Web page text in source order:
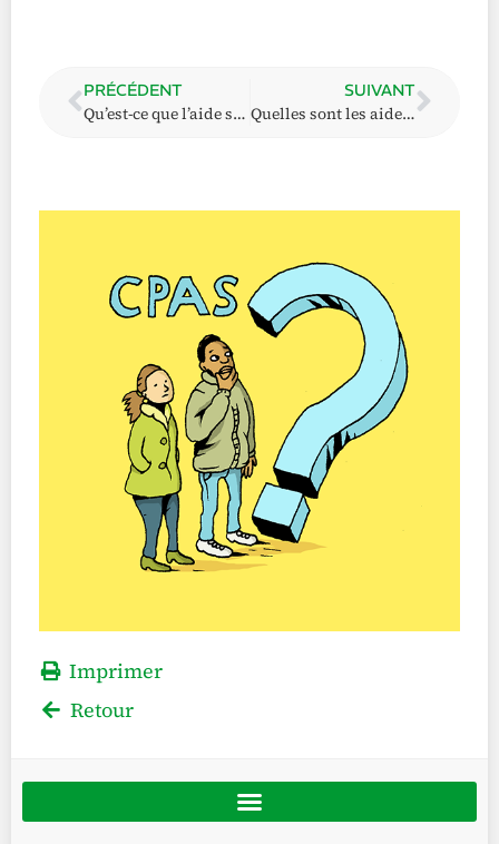
PRÉCÉDENT
Qu’est-ce que l’aide sociale équivalente au revenu d’intégration sociale (ERIS ou ASE) ?
SUIVANT
Quelles sont les aides au logement et / ou pour les personnes sans abri ?
Imprimer
Retour